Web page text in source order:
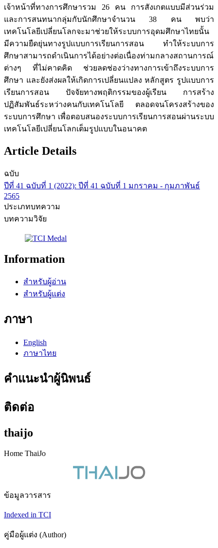
เจ้าหน้าที่ทางการศึกษารวม 26 คน การสังเกตแบบมีส่วนร่วม
และการสนทนากลุ่มกับนักศึกษาจำนวน 38 คน พบว่า
เทคโนโลยีเปลี่ยนโลกจะมาช่วยให้ระบบการอุดมศึกษาไทยนั้น
มีความยืดยุ่นทางรูปแบบการเรียนการสอน ทำให้ระบบการ
ศึกษาสามารถดำเนินการได้อย่างต่อเนื่องท่ามกลางสถานการณ์
ต่างๆ ที่ไม่คาดคิด ช่วยลดช่องว่างทางการเข้าถึงระบบการ
ศึกษา และยังส่งผลให้เกิดการเปลี่ยนแปลง หลักสูตร รูปแบบการ
เรียนการสอน ปัจจัยทางพฤติกรรมของผู้เรียน การสร้าง
ปฏิสัมพันธ์ระหว่างคนกับเทคโนโลยี ตลอดจนโครงสร้างของ
ระบบการศึกษา เพื่อตอบสนองระบบการเรียนการสอนผ่านระบบ
เทคโนโลยีเปลี่ยนโลกเต็มรูปแบบในอนาคต
Article Details
ฉบับ
ปีที่ 41 ฉบับที่ 1 (2022): ปีที่ 41 ฉบับที่ 1 มกราคม - กุมภาพันธ์
2565
ประเภทบทความ
บทความวิจัย
Information
สำหรับผู้อ่าน
สำหรับผู้แต่ง
ภาษา
English
ภาษาไทย
คำแนะนำผู้นิพนธ์
ติดต่อ
thaijo
Home ThaiJo
ข้อมูลวารสาร
Indexed in TCI
คู่มือผู้แต่ง (Author)